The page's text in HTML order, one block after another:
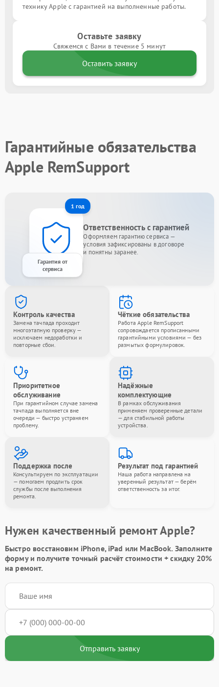
технику Apple с гарантией на выполненные работы.
Оставьте заявку
Свяжемся с Вами в течение 5 минут
Оставить заявку
Гарантийные обязательства
Apple RemSupport
1 год
Гарантия от
сервиса
Ответственность с гарантией
Оформляем гарантию сервиса —
условия зафиксированы в договоре
и понятны заранее.
Контроль качества
Замена тачпада проходит
многоэтапную проверку —
исключаем недоработки и
повторные сбои.
Чёткие обязательства
Работа Apple RemSupport
сопровождается прописанными
гарантийными условиями — без
размытых формулировок.
Приоритетное
обслуживание
При гарантийном случае замена
тачпада выполняется вне
очереди — быстро устраняем
проблему.
Надёжные
комплектующие
В рамках обслуживания
применяем проверенные детали
— для стабильной работы
устройства.
Поддержка после
Консультируем по эксплуатации
— помогаем продлить срок
службы после выполнения
ремонта.
Результат под гарантией
Наша работа направлена на
уверенный результат — берём
ответственность за итог.
Нужен качественный ремонт Apple?
Быстро восстановим iPhone, iPad или MacBook. Заполните
формуи получите точный расчёт стоимости +скидку 20%
на ремонт.
Отправить заявку